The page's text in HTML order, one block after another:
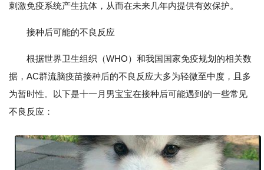
刺激免疫系统产生抗体，从而在未来几年内提供有效保护。
接种后可能的不良反应
根据世界卫生组织（WHO）和我国国家免疫规划的相关数
据，AC群流脑疫苗接种后的不良反应大多为轻微至中度，且多
为暂时性。以下是十一月男宝宝在接种后可能遇到的一些常见
不良反应：